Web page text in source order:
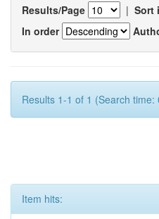
Results/Page | Sort
In order
Results 1-1 of 1 (Search time:
Item hits: